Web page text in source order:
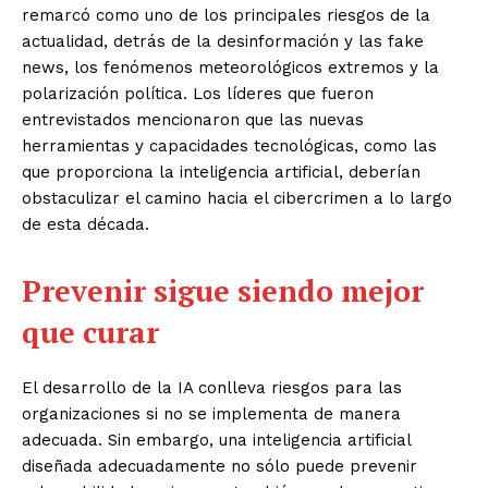
remarcó como uno de los principales riesgos de la
actualidad, detrás de la desinformación y las fake
news, los fenómenos meteorológicos extremos y la
polarización política. Los líderes que fueron
entrevistados mencionaron que las nuevas
herramientas y capacidades tecnológicas, como las
que proporciona la inteligencia artificial, deberían
obstaculizar el camino hacia el cibercrimen a lo largo
de esta década.
Prevenir sigue siendo mejor
que curar
El desarrollo de la IA conlleva riesgos para las
organizaciones si no se implementa de manera
adecuada. Sin embargo, una inteligencia artificial
diseñada adecuadamente no sólo puede prevenir